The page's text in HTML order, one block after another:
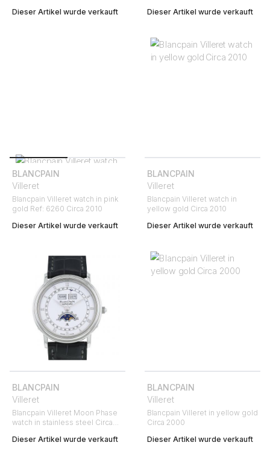
Dieser Artikel wurde verkauft
Dieser Artikel wurde verkauft
BLANCPAIN
Villeret
Blancpain Villeret watch in pink
gold Ref: 6260 Circa 2010
Dieser Artikel wurde verkauft
BLANCPAIN
Villeret
Blancpain Villeret watch in
yellow gold Circa 2010
Dieser Artikel wurde verkauft
BLANCPAIN
Villeret
Blancpain Villeret Moon Phase
watch in stainless steel Circa
Dieser Artikel wurde verkauft
BLANCPAIN
Villeret
Blancpain Villeret in yellow gold
Circa 2000
Dieser Artikel wurde verkauft